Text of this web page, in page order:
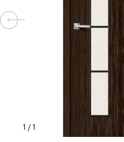
СТАТЬИ
1 /1